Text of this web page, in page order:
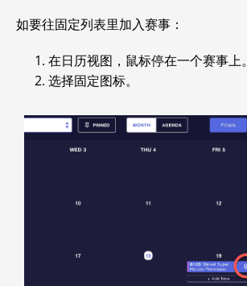
如要往固定列表里加入赛事：
在日历视图，鼠标停在一个赛事上。
选择固定图标。